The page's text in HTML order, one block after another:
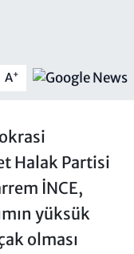
A+
Halak Partisi
İNCE,
yüksük
olması